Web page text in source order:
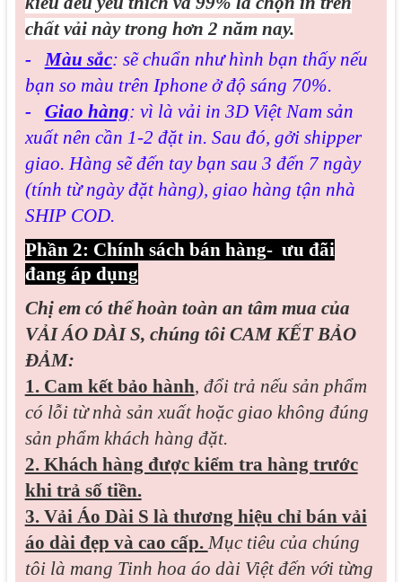
chất vải này trong hơn 2 năm nay.
- Màu sắc: sẽ chuẩn như hình bạn thấy nếu
bạn so màu trên Iphone ở độ sáng 70%.
- Giao hàng: vì là vải in 3D Việt Nam sản
xuất nên cần 1-2 đặt in. Sau đó, gởi shipper
giao. Hàng sẽ đến tay bạn sau 3 đến 7 ngày
(tính từ ngày đặt hàng), giao hàng tận nhà
SHIP COD.
Phần 2: Chính sách bán hàng- ưu đãi
đang áp dụng
Chị em có thể hoàn toàn an tâm mua của
VẢI ÁO DÀI S, chúng tôi CAM KẾT BẢO
ĐẢM:
1. Cam kết bảo hành, đổi trả nếu sản phẩm
có lỗi từ nhà sản xuất hoặc giao không đúng
sản phẩm khách hàng đặt.
2. Khách hàng được kiểm tra hàng trước
khi trả số tiền.
3. Vải Áo Dài S là thương hiệu chỉ bán vải
áo dài đẹp và cao cấp. Mục tiêu của chúng
tôi là mang Tinh hoa áo dài Việt đến với từng